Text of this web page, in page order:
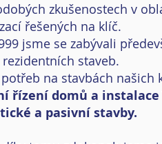
zkušenostech v
řešených na klíč.
jsme se zabývali
rezidentních staveb.
na stavbách našich
řízení domů a instalace
a pasivní stavby.